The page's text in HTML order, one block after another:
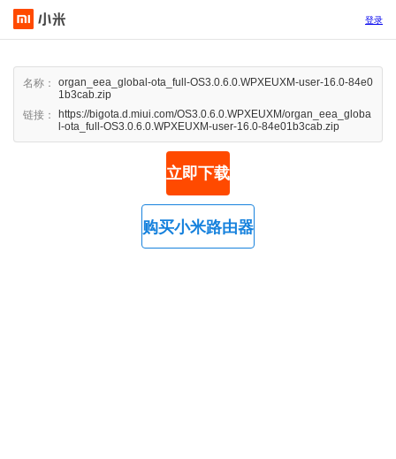
登录
名称：
organ_eea_global-ota_full-OS3.0.6.0.WPXEUXM-user-16.0-84e0
1b3cab.zip
链接：
https://bigota.d.miui.com/OS3.0.6.0.WPXEUXM/organ_eea_globa
l-ota_full-OS3.0.6.0.WPXEUXM-user-16.0-84e01b3cab.zip
立即下载
购买小米路由器